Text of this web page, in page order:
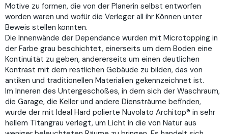
Motive zu formen, die von der Planerin selbst entworfen
worden waren und wofür die Verleger all ihr Können unter
Beweis stellen konnten.
Die Innenwände der Dependance wurden mit Microtopping in
der Farbe grau beschichtet, einerseits um dem Boden eine
Kontinuität zu geben, andererseits um einen deutlichen
Kontrast mit dem restlichen Gebäude zu bilden, das von
antiken und traditionellen Materialien gekennzeichnet ist.
Im Inneren des Untergeschoßes, in dem sich der Waschraum,
die Garage, die Keller und andere Diensträume befinden,
wurde der mit Ideal Hard polierte Nuvolato Architop® in sehr
hellem Titangrau verlegt, um Licht in die von Natur aus